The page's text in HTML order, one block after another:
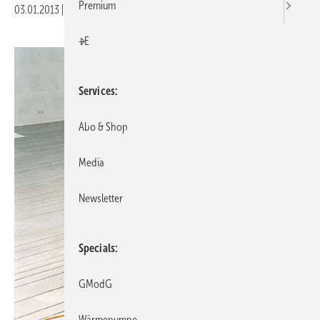
03.01.2013 Veröffentlicht in
Premium
+E
Services
Abo & Shop
Media
Newsletter
Specials
GModG